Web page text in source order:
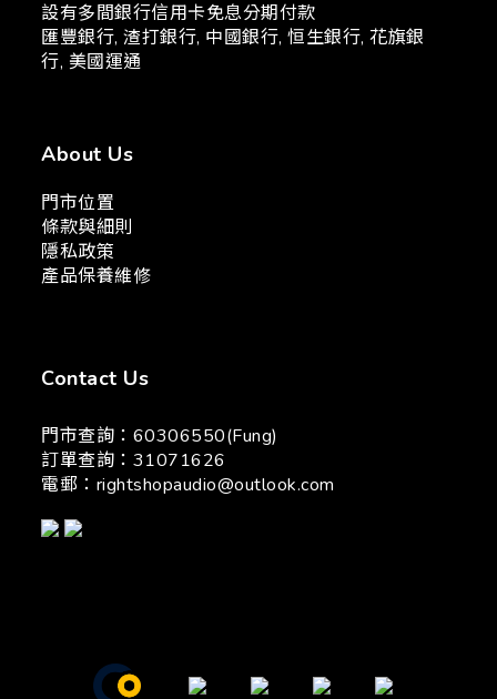
設有多間銀行信用卡免息分期付款
匯豐銀行, 渣打銀行, 中國銀行, 恒生銀行, 花旗銀
行, 美國運通
About Us
門市位置
條款與細則
隱私政策
產品保養維修
Contact Us
門市查詢：60306550(Fung)
訂單查詢：31071626
電郵： rightshopaudio@outlook.com